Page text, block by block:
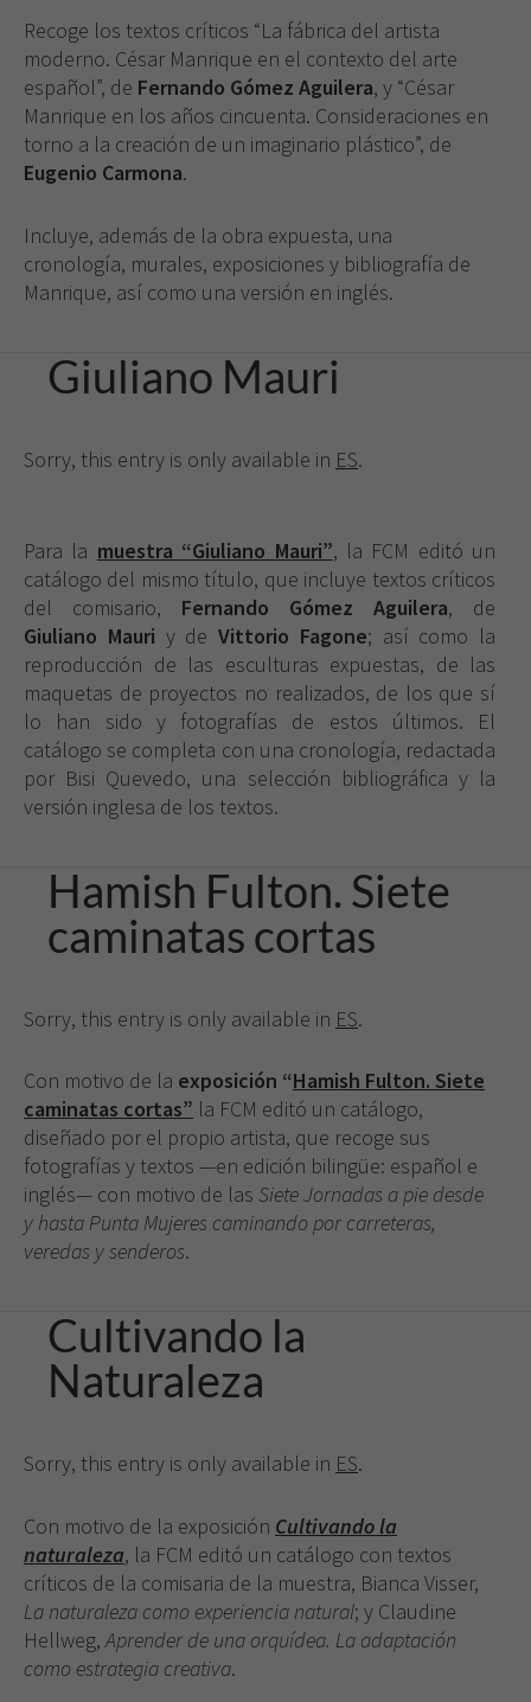
Recoge los textos críticos “La fábrica del artista
moderno. César Manrique en el contexto del arte
español”, de Fernando Gómez Aguilera, y “César
Manrique en los años cincuenta. Consideraciones en
torno a la creación de un imaginario plástico”, de
Eugenio Carmona.
Incluye, además de la obra expuesta, una
cronología, murales, exposiciones y bibliografía de
Manrique, así como una versión en inglés.
Giuliano Mauri
Sorry, this entry is only available in ES.
Para la muestra “Giuliano Mauri”, la FCM editó un
catálogo del mismo título, que incluye textos críticos
del comisario, Fernando Gómez Aguilera, de
Giuliano Mauri y de Vittorio Fagone; así como la
reproducción de las esculturas expuestas, de las
maquetas de proyectos no realizados, de los que sí
lo han sido y fotografías de estos últimos. El
catálogo se completa con una cronología, redactada
por Bisi Quevedo, una selección bibliográfica y la
versión inglesa de los textos.
Hamish Fulton. Siete
caminatas cortas
Sorry, this entry is only available in ES.
Con motivo de la exposición “Hamish Fulton. Siete
caminatas cortas” la FCM editó un catálogo,
diseñado por el propio artista, que recoge sus
fotografías y textos —en edición bilingüe: español e
inglés— con motivo de las Siete Jornadas a pie desde
y hasta Punta Mujeres caminando por carreteras,
veredas y senderos.
Cultivando la
Naturaleza
Sorry, this entry is only available in ES.
Con motivo de la exposición Cultivando la
naturaleza, la FCM editó un catálogo con textos
críticos de la comisaria de la muestra, Bianca Visser,
La naturaleza como experiencia natural; y Claudine
Hellweg,Aprender de una orquídea. La adaptación
como estrategia creativa.
Necesarias
Estas
opcionales.
necesarias
para que
funcione la
web.
Experiencia
funcionalidades